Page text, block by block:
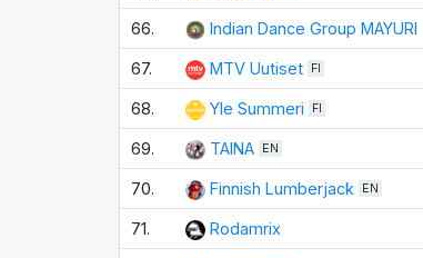
66. Indian Dance Group MAYURI
67. MTV Uutiset FI
68. Yle Summeri FI
69. TAINA EN
70. Finnish Lumberjack EN
71. Rodamrix